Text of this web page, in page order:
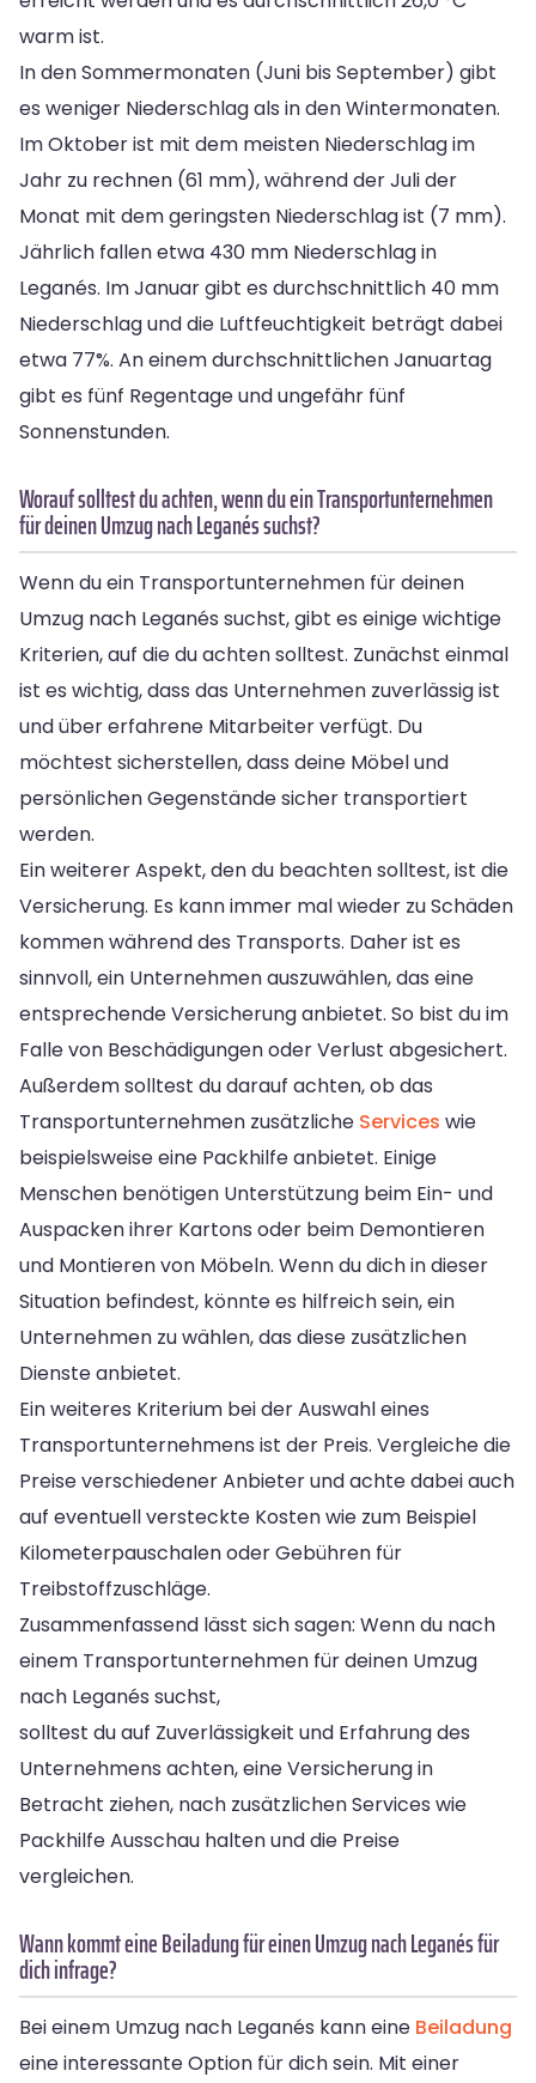
warm ist.
In den Sommermonaten (Juni bis September) gibt
es weniger Niederschlag als in den Wintermonaten.
Im Oktober ist mit dem meisten Niederschlag im
Jahr zu rechnen (61 mm), während der Juli der
Monat mit dem geringsten Niederschlag ist (7 mm).
Jährlich fallen etwa 430 mm Niederschlag in
Leganés. Im Januar gibt es durchschnittlich 40 mm
Niederschlag und die Luftfeuchtigkeit beträgt dabei
etwa 77%. An einem durchschnittlichen Januartag
gibt es fünf Regentage und ungefähr fünf
Sonnenstunden.
Worauf solltest du achten, wenn du ein Transportunternehmen
für deinen Umzug nach Leganés suchst?
Wenn du ein Transportunternehmen für deinen
Umzug nach Leganés suchst, gibt es einige wichtige
Kriterien, auf die du achten solltest. Zunächst einmal
ist es wichtig, dass das Unternehmen zuverlässig ist
und über erfahrene Mitarbeiter verfügt. Du
möchtest sicherstellen, dass deine Möbel und
persönlichen Gegenstände sicher transportiert
werden.
Ein weiterer Aspekt, den du beachten solltest, ist die
Versicherung. Es kann immer mal wieder zu Schäden
kommen während des Transports. Daher ist es
sinnvoll, ein Unternehmen auszuwählen, das eine
entsprechende Versicherung anbietet. So bist du im
Falle von Beschädigungen oder Verlust abgesichert.
Außerdem solltest du darauf achten, ob das
Transportunternehmen zusätzliche Services wie
beispielsweise eine Packhilfe anbietet. Einige
Menschen benötigen Unterstützung beim Ein- und
Auspacken ihrer Kartons oder beim Demontieren
und Montieren von Möbeln. Wenn du dich in dieser
Situation befindest, könnte es hilfreich sein, ein
Unternehmen zu wählen, das diese zusätzlichen
Dienste anbietet.
Ein weiteres Kriterium bei der Auswahl eines
Transportunternehmens ist der Preis. Vergleiche die
Preise verschiedener Anbieter und achte dabei auch
auf eventuell versteckte Kosten wie zum Beispiel
Kilometerpauschalen oder Gebühren für
Treibstoffzuschläge.
Zusammenfassend lässt sich sagen: Wenn du nach
einem Transportunternehmen für deinen Umzug
nach Leganés suchst,
solltest du auf Zuverlässigkeit und Erfahrung des
Unternehmens achten, eine Versicherung in
Betracht ziehen, nach zusätzlichen Services wie
Packhilfe Ausschau halten und die Preise
vergleichen.
Wann kommt eine Beiladung für einen Umzug nach Leganés für
dich infrage?
Bei einem Umzug nach Leganés kann eine Beiladung
eine interessante Option für dich sein. Mit einer